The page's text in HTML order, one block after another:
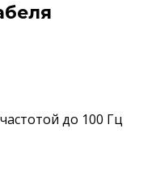
до 100 Гц